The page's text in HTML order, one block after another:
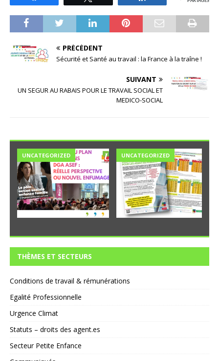
PRÉCÉDENT
Sécurité et Santé au travail : la France à la traîne !
SUIVANT
UN SEGUR AU RABAIS POUR LE TRAVAIL SOCIAL ET
MEDICO-SOCIAL
UNCATEGORIZED UNCATEGORIZED
THÈMES ET SECTEURS
Conditions de travail & rémunérations
Egalité Professionnelle
Urgence Climat
Statuts – droits des agent.es
Secteur Petite Enfance